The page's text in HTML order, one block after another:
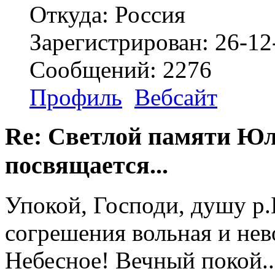
Откуда: Россия
Зарегистрирован: 26-
Сообщений: 2276
Профиль Вебсайт
Re: Светлой памяти
посвящается...
Упокой, Господи, душу
согрешения вольная и
Небесное! Вечный